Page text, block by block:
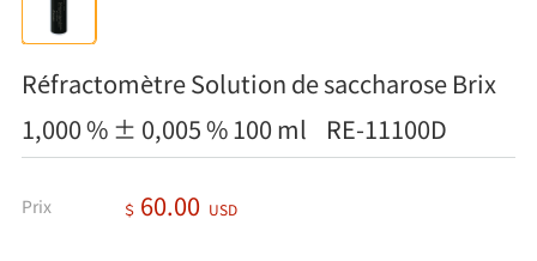
Réfractomètre Solution de saccharose Brix
1,000 % ± 0,005 % 100 ml RE-11100D
Prix ＄ 60.00 USD